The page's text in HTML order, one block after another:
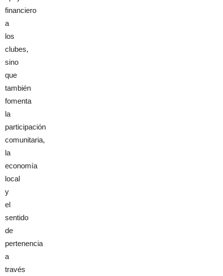
financiero
a
los
clubes,
sino
que
también
fomenta
la
participación
comunitaria,
la
economía
local
y
el
sentido
de
pertenencia
a
través